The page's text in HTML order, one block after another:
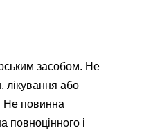
засобом. Не
лікування або
Не повинна
повноцінного і